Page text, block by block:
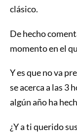
clásico.
De hecho
momento en el
Y es que no va
se acerca a las 3
algún año ha
¿Y a ti querido